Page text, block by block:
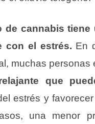
de cannabis tiene
con el estrés. En
muchas personas
que
estrés y
una menor